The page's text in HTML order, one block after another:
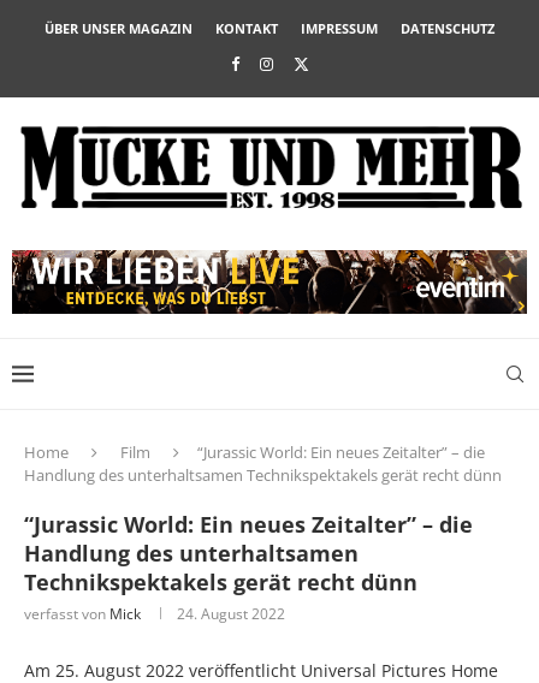
ÜBER UNSER MAGAZIN KONTAKT IMPRESSUM DATENSCHUTZ
Home Film
“Jurassic World: Ein neues Zeitalter” – die
Handlung des unterhaltsamen Technikspektakels gerät recht dünn
“Jurassic World: Ein neues Zeitalter” – die
Handlung des unterhaltsamen
Technikspektakels gerät recht dünn
verfasst von Mick 24. August 2022
Am 25. August 2022 veröffentlicht Universal Pictures Home